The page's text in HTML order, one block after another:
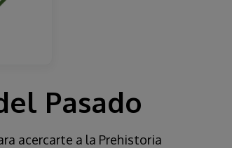
Pasado
acercarte a la Prehistoria